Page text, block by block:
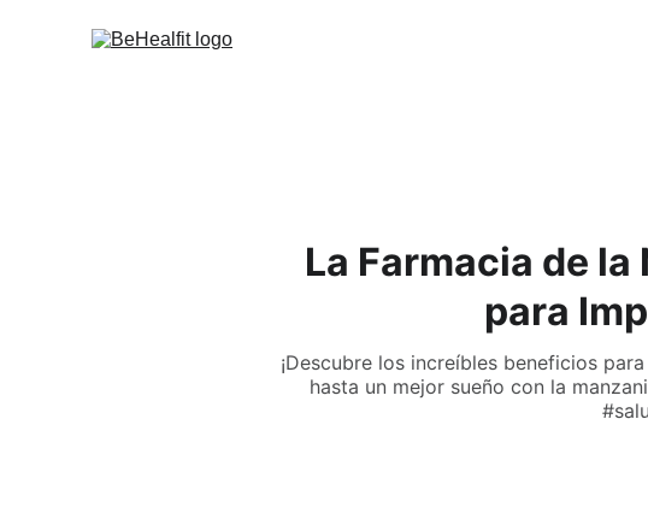
La Farmacia de
para
¡Descubre los increíbles beneficios
hasta un mejor sueño con la